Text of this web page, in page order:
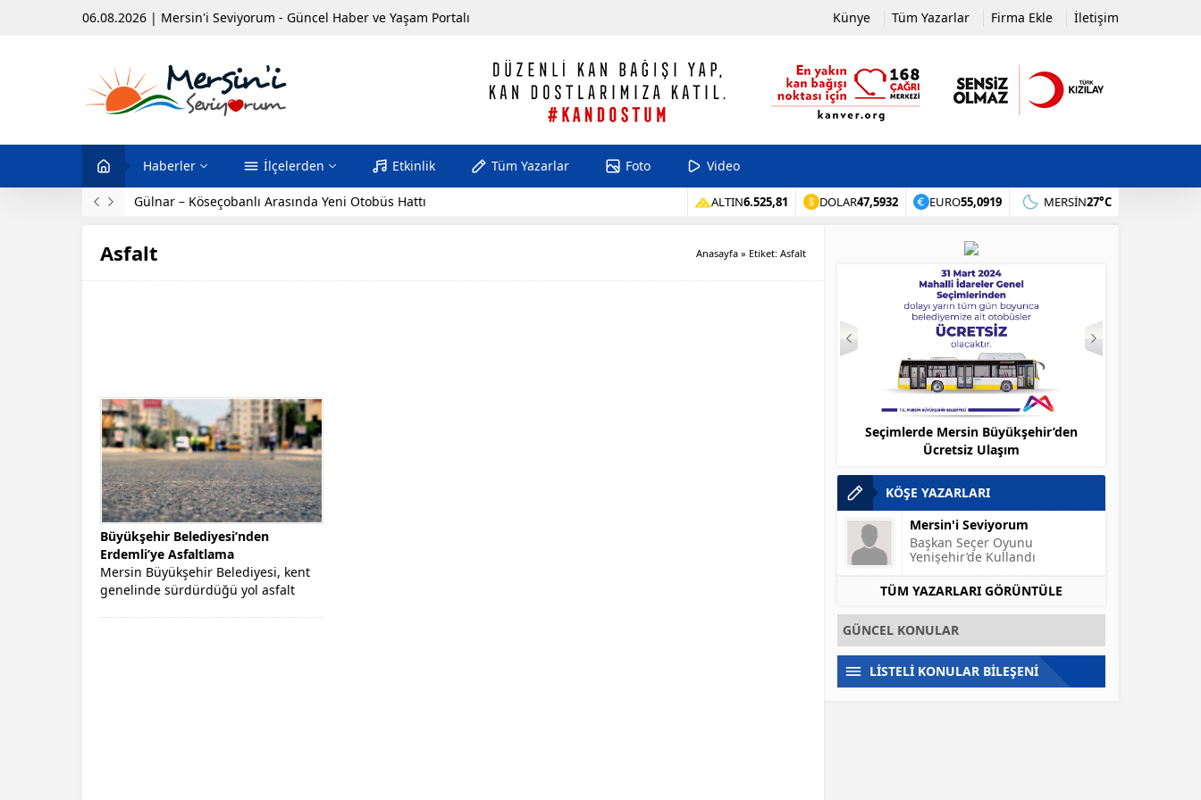
06.08.2026 | Mersin'i Seviyorum - Güncel Haber ve Yaşam Portalı Künye Tüm Yazarlar Firma Ekle İletişim
Haberler İlçelerden Etkinlik Tüm Yazarlar Foto Video
Gülnar – Köseçobanlı Arasında Yeni Otobüs Hattı ALTIN6.525,81 DOLAR47,5932 EURO55,0919 MERSIN27°C
Asfalt Anasayfa » Etiket: Asfalt
Büyükşehir Belediyesi’nden
Erdemli’ye Asfaltlama
Mersin Büyükşehir Belediyesi, kent
genelinde sürdürdüğü yol asfalt
Seçimlerde Mersin Büyükşehir’den
Ücretsiz Ulaşım
KÖŞE YAZARLARI
Mersin'i Seviyorum
Başkan Seçer Oyunu
Yenişehir’de Kullandı
TÜM YAZARLARI GÖRÜNTÜLE
GÜNCEL KONULAR
LİSTELİ KONULAR BİLEŞENİ